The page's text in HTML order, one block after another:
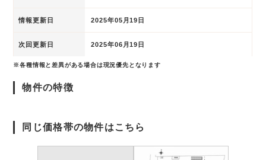
情報更新日 2025年05月19日
次回更新日 2025年06月19日
※各種情報と差異がある場合は現況優先となります
物件の特徴
同じ価格帯の物件はこちら